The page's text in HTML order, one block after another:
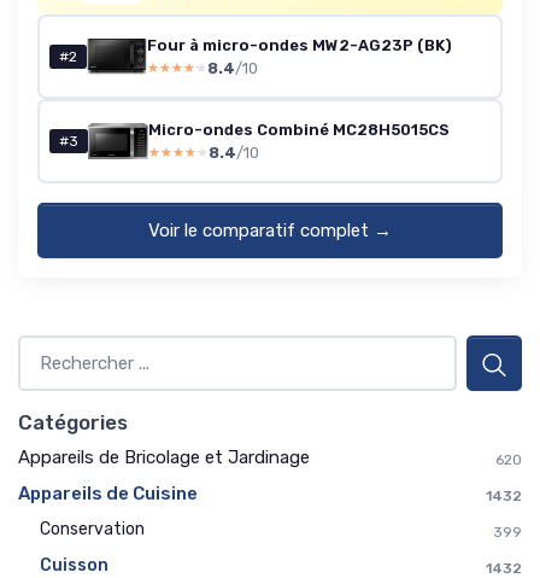
#2
Four à micro-ondes MW2-AG23P (BK)
★★★★★
★★★★★ 8.4/10
#3
Micro-ondes Combiné MC28H5015CS
★★★★★
★★★★★ 8.4/10
Voir le comparatif complet →
Catégories
Appareils de Bricolage et Jardinage 620
Appareils de Cuisine 1432
Conservation 399
Cuisson
1432